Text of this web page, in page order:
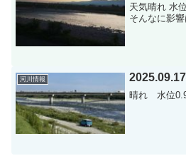
天気晴れ 水
そんなに影響
河川情報
晴れ 水位